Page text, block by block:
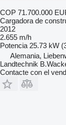
COP 71.700.000
Cargadora de
2012
2.655 m/h
Potencia 25.73 kW
Alemania,
Landtechnik
Contacte con el